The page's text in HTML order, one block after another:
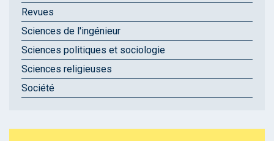
Revues
Sciences de l'ingénieur
Sciences politiques et sociologie
Sciences religieuses
Société